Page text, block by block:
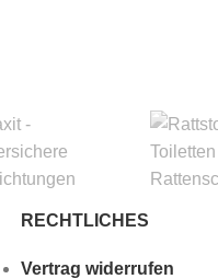
RECHTLICHES
Vertrag widerrufen